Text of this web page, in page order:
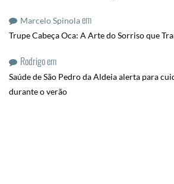
Marcelo Spinolaem
Trupe Cabeça Oca: A Arte do Sorriso que
Rodrigoem
Saúde de São Pedro da Aldeia alerta para
durante o verão